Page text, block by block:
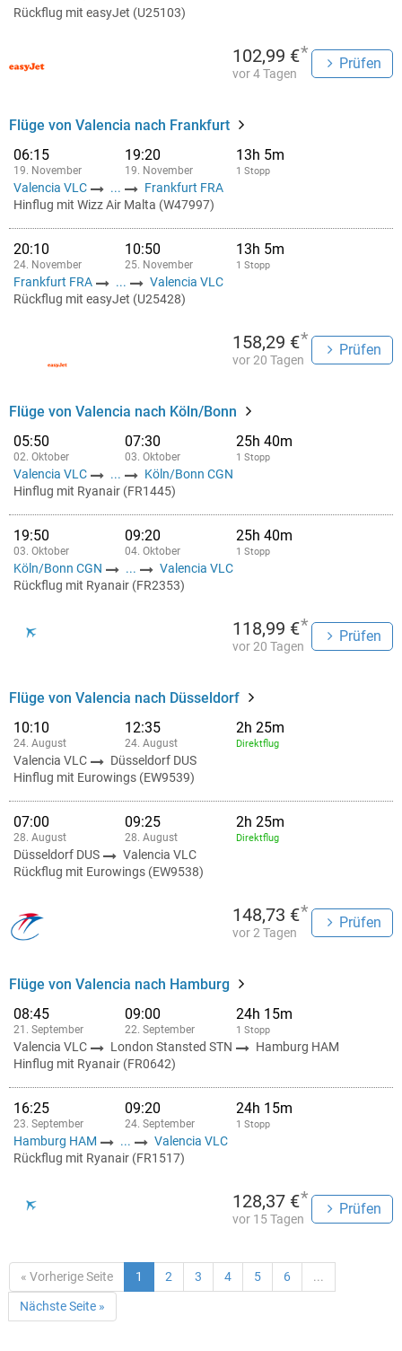
Rückflug mit easyJet (U25103)
102,99 €*
vor 4 Tagen
Prüfen
Flüge von Valencia nach Frankfurt
06:15
19. November
19:20
19. November
13h 5m
1 Stopp
Valencia VLC ...
Frankfurt FRA
Hinflug mit Wizz Air Malta (W47997)
20:10
24. November
10:50
25. November
13h 5m
1 Stopp
Frankfurt FRA ...
Valencia VLC
Rückflug mit easyJet (U25428)
158,29 €*
vor 20 Tagen
Prüfen
Flüge von Valencia nach Köln/Bonn
05:50
02. Oktober
07:30
03. Oktober
25h 40m
1 Stopp
Valencia VLC ...
Köln/Bonn CGN
Hinflug mit Ryanair (FR1445)
19:50
03. Oktober
09:20
04. Oktober
25h 40m
1 Stopp
Köln/Bonn CGN ...
Valencia VLC
Rückflug mit Ryanair (FR2353)
118,99 €*
vor 20 Tagen
Prüfen
Flüge von Valencia nach Düsseldorf
10:10
24. August
12:35
24. August
2h 25m
Direktflug
Valencia VLC
Düsseldorf DUS
Hinflug mit Eurowings (EW9539)
07:00
28. August
09:25
28. August
2h 25m
Direktflug
Düsseldorf DUS
Valencia VLC
Rückflug mit Eurowings (EW9538)
148,73 €*
vor 2 Tagen
Prüfen
Flüge von Valencia nach Hamburg
08:45
21. September
09:00
22. September
24h 15m
1 Stopp
Valencia VLC London Stansted STN
Hamburg HAM
Hinflug mit Ryanair (FR0642)
16:25
23. September
09:20
24. September
24h 15m
1 Stopp
Hamburg HAM ...
Valencia VLC
Rückflug mit Ryanair (FR1517)
128,37 €*
vor 15 Tagen
Prüfen
« Vorherige Seite 1 2 3 4 5 6 ...
Nächste Seite »